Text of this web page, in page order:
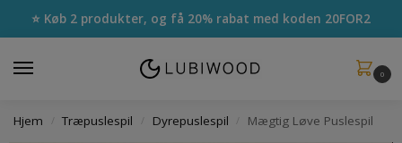
⭐ Køb 2 produkter, og få 20% rabat med koden 20FOR2
0
Hjem / Træpuslespil / Dyrepuslespil / Mægtig Løve Puslespil